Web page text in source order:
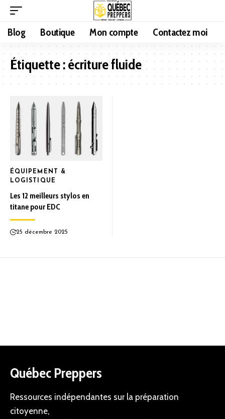
Blog Boutique Mon compte Contactez moi
Étiquette :écriture fluide
ÉQUIPEMENT &
LOGISTIQUE
Les 12 meilleurs stylos en
titane pour EDC
25 décembre 2025
Québec Preppers
Ressources indépendantes sur la préparation
citoyenne,